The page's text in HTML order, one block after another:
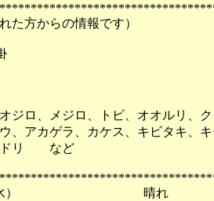
た方からの情報です）
ジロ、メジロ、トビ、オオルリ、
アカゲラ、カケス、キビタキ、キ
ドリ など
月28日（水）